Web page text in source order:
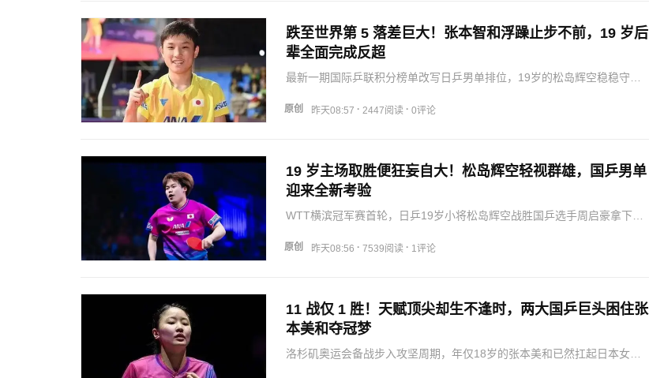
跌至世界第 5 落差巨大！张本智和浮躁止步不前，19 岁后
辈全面完成反超
最新一期国际乒联积分榜单改写日乒男单排位，19岁的松岛辉空稳稳守住
世界第五，队内地位被年轻后辈赶超。他多次放出抗衡国乒、冲击世界之
原创 昨天08:57 · 2447阅读 · 0评论
19 岁主场取胜便狂妄自大！松岛辉空轻视群雄，国乒男单
迎来全新考验
WTT横滨冠军赛首轮，日乒19岁小将松岛辉空战胜国乒选手周启豪拿下开
言论迅速引发全网热议。赛场自信值得肯定，但毫无分寸的狂傲发言，也
原创 昨天08:56 · 7539阅读 · 1评论
11 战仅 1 胜！天赋顶尖却生不逢时，两大国乒巨头困住张
本美和夺冠梦
洛杉矶奥运会备战步入攻坚周期，年仅18岁的张本美和已然扛起日本女乒